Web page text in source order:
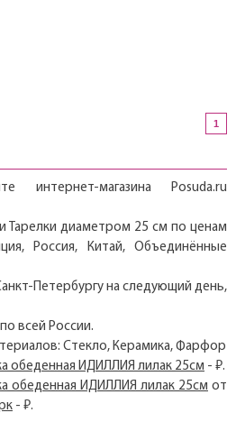
1
интернет-магазина Posuda.ru
Тарелки диаметром 25 см по ценам
Россия, Китай, Объединённые
Петербургу на следующий день,
всей России.
Стекло, Керамика, Фарфор
обеденная ИДИЛЛИЯ лилак 25см - ₽.
обеденная ИДИЛЛИЯ лилак 25см от
- ₽.